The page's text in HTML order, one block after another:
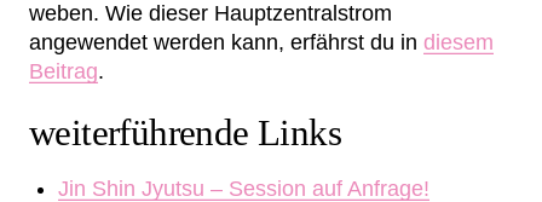
weben. Wie dieser Hauptzentralstrom
angewendet werden kann, erfährst du in diesem
Beitrag.
weiterführende Links
Jin Shin Jyutsu – Session auf Anfrage!